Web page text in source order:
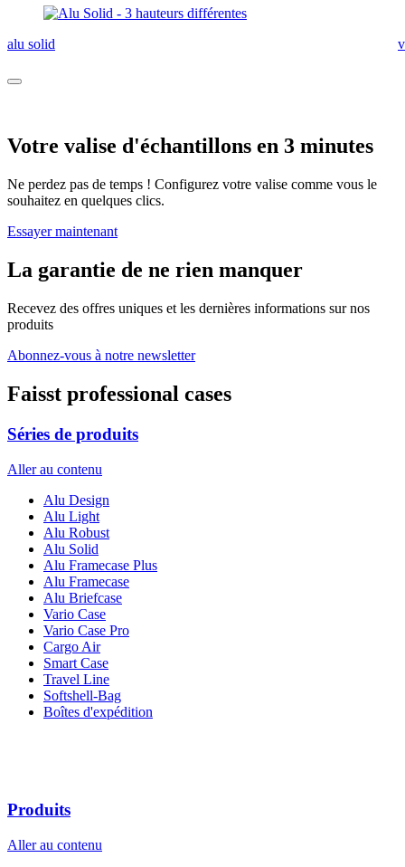
alu solid
Votre valise d'échantillons en 3 minutes
Ne perdez pas de temps ! Configurez votre valise comme vous le
souhaitez en quelques clics.
Essayer maintenant
La garantie de ne rien manquer
Recevez des offres uniques et les dernières informations sur nos
produits
Abonnez-vous à notre newsletter
Faisst professional cases
Séries de produits
Aller au contenu
Alu Design
Alu Light
Alu Robust
Alu Solid
Alu Framecase Plus
Alu Framecase
Alu Briefcase
Vario Case
Vario Case Pro
Cargo Air
Smart Case
Travel Line
Softshell-Bag
Boîtes d'expédition
Produits
Aller au contenu